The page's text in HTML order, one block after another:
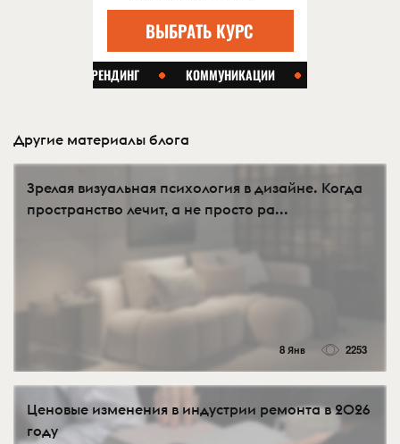
Другие материалы блога
Зрелая визуальная психология в дизайне. Когда
пространство лечит, а не просто ра...
8 Янв 2253
Ценовые изменения в индустрии ремонта в 2026
году